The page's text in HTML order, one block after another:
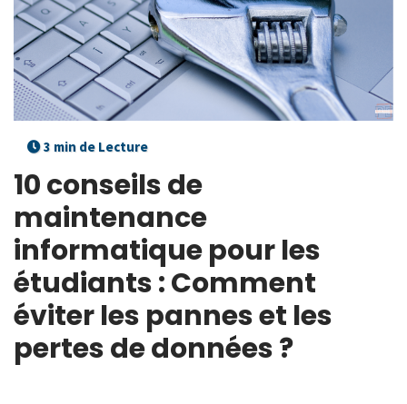
3 min de Lecture
10 conseils de
maintenance
informatique pour les
étudiants : Comment
éviter les pannes et les
pertes de données ?